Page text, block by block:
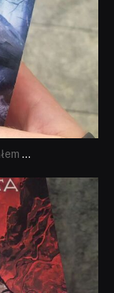
...